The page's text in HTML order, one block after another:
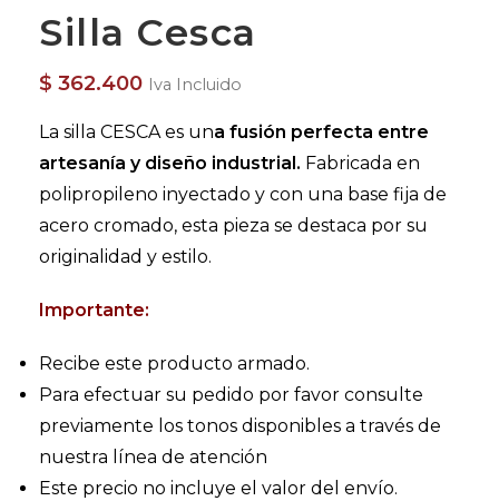
Silla Cesca
$ 362.400 Iva Incluido
La silla CESCA es una fusión perfecta entre
artesanía y diseño industrial. Fabricada en
polipropileno inyectado y con una base fija de
acero cromado, esta pieza se destaca por su
originalidad y estilo.
Importante:
Recibe este producto armado.
Para efectuar su pedido por favor consulte
previamente los tonos disponibles a través de
nuestra línea de atención
Este precio no incluye el valor del envío.